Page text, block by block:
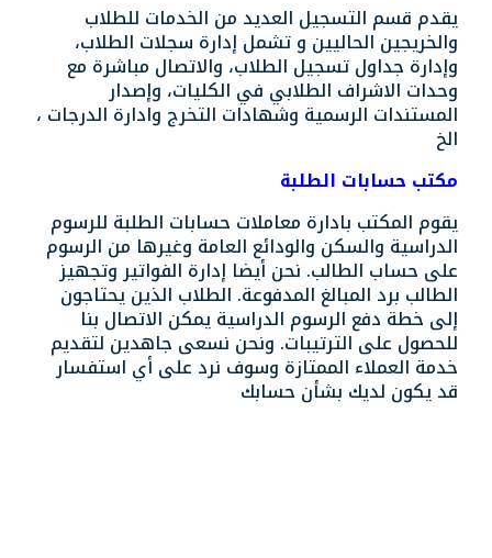
يقدم قسم التسجيل العديد من الخدمات للطلاب
والخريجين الحاليين و تشمل إدارة سجلات الطلاب،
وإدارة جداول تسجيل الطلاب، والاتصال مباشرة مع
وحدات الاشراف الطلابي في الكليات، وإصدار
المستندات الرسمية وشهادات التخرج وادارة الدرجات ،
الخ
مكتب حسابات الطلبة
يقوم المكتب بادارة معاملات حسابات الطلبة للرسوم
الدراسية والسكن والودائع العامة وغيرها من الرسوم
على حساب الطالب. نحن أيضا إدارة الفواتير وتجهيز
الطالب برد المبالغ المدفوعة. الطلاب الذين يحتاجون
إلى خطة دفع الرسوم الدراسية يمكن الاتصال بنا
للحصول على الترتيبات. ونحن نسعى جاهدين لتقديم
خدمة العملاء الممتازة وسوف نرد على أي استفسار
قد يكون لديك بشأن حسابك